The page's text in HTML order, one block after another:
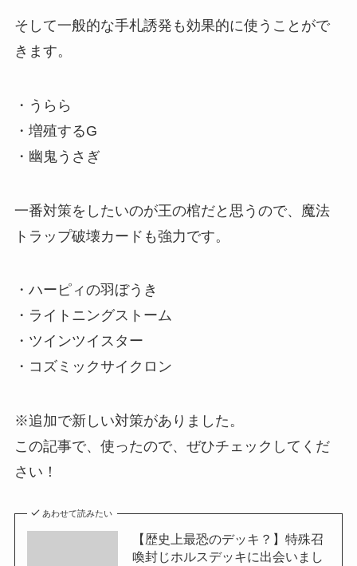
そして一般的な手札誘発も効果的に使うことがで
きます。
・うらら
・増殖するG
・幽鬼うさぎ
一番対策をしたいのが王の棺だと思うので、魔法
トラップ破壊カードも強力です。
・ハーピィの羽ぼうき
・ライトニングストーム
・ツインツイスター
・コズミックサイクロン
※追加で新しい対策がありました。
この記事で、使ったので、ぜひチェックしてくだ
さい！
あわせて読みたい
【歴史上最恐のデッキ？】特殊召
喚封じホルスデッキに出会いまし